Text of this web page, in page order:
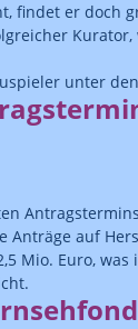
findet er doch
unter
Anträge auf
Mio. Euro,